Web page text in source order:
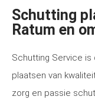
Schutting
Ratum en
Schutting Service
plaatsen van
zorg en passie